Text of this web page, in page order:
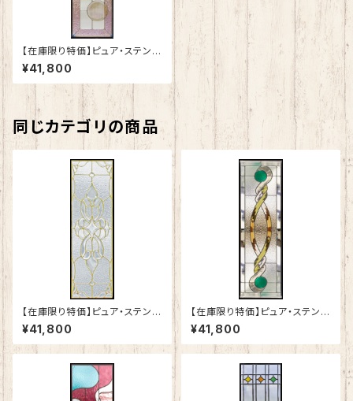
【在庫限り特価】ピュア・ステンド
グラスSH-C-GL109
¥41,800
同じカテゴリの商品
【在庫限り特価】ピュア・ステンド
グラスSH-C02
¥41,800
【在庫限り特価】ピュア・ステンド
グラスSH-C32
¥41,800